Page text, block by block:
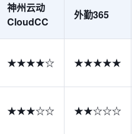
神州云动
CloudCC
外勤365
★★★★☆ ★★★★★
★★★☆☆ ★★☆☆☆